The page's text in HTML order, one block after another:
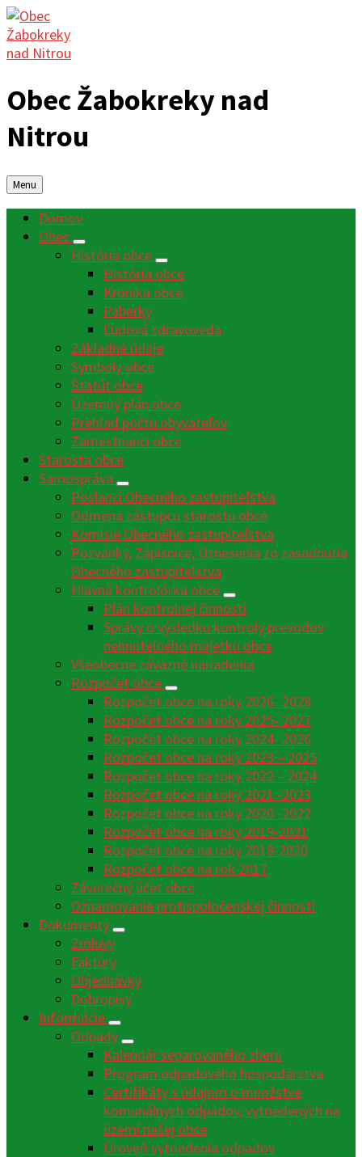
Obec Žabokreky nad
Nitrou
Menu
Domov
Obec
História obce
História obce
Kronika obce
Paberky
Ľudová zdravoveda
Základné údaje
Symboly obce
Štatút obce
Územný plán obce
Prehľad počtu obyvateľov
Zamestnanci obce
Starosta obce
Samospráva
Poslanci Obecného zastupiteľstva
Odmena zástupcu starostu obce
Komisie Obecného zastupiteľstva
Pozvánky, Zápisnice, Uznesenia zo zasadnutia
Obecného zastupiteľstva
Hlavná kontrolórka obce
Plán kontrolnej činnosti
Správy o výsledku kontroly prevodov
nehnuteľného majetku obce
Všeobecne záväzné nariadenia
Rozpočet obce
Rozpočet obce na roky 2026- 2028
Rozpočet obce na roky 2025- 2027
Rozpočet obce na roky 2024- 2026
Rozpočet obce na roky 2023 – 2025
Rozpočet obce na roky 2022 – 2024
Rozpočet obce na roky 2021 -2023
Rozpočet obce na roky 2020 -2022
Rozpočet obce na roky 2019-2021
Rozpočet obce na roky 2018-2020
Rozpočet obce na rok 2017
Záverečný účet obce
Oznamovanie protispoločenskej činnosti
Dokumenty
Zmluvy
Faktúry
Objednávky
Dobropisy
Informácie
Odpady
Kalendár separovaného zberu
Program odpadového hospodárstva
Certifikáty s údajom o množstve
komunálnych odpadov, vytriedených na
území našej obce
Úroveň vytriedenia odpadov